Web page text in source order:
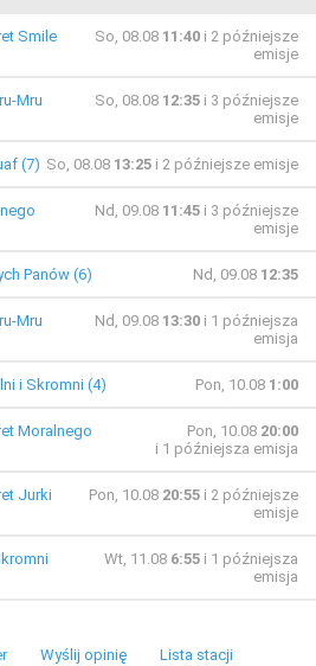
Smile
So, 08.08 11:40 i 2 późniejsze
emisje
Mru
So, 08.08 12:35 i 3 późniejsze
emisje
(7) So, 08.08 13:25 i 2 późniejsze emisje
Nd, 09.08 11:45 i 3 późniejsze
emisje
Panów (6) Nd, 09.08 12:35
Mru
Nd, 09.08 13:30 i 1 późniejsza
emisja
i Skromni (4) Pon, 10.08 1:00
Moralnego
Pon, 10.08 20:00
i 1 późniejsza emisja
Jurki
Pon, 10.08 20:55 i 2 późniejsze
emisje
Wt, 11.08 6:55 i 1 późniejsza
emisja
Wyślij opinię Lista stacji